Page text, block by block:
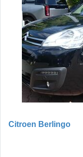
Citroen Berlingo